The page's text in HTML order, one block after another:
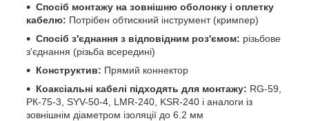
Спосіб монтажу на зовнішню оболонку і оплетку
кабелю: Потрібен обтискний інструмент (кримпер)
Спосіб з'єднання з відповідним роз'ємом: різьбове
з'єднання (різьба всередині)
Конструктив: Прямий коннектор
Коаксіальні кабелі підходять для монтажу: RG-59,
РК-75-3, SYV-50-4, LMR-240, KSR-240 і аналоги із
зовнішнім діаметром ізоляції до 6.2 мм